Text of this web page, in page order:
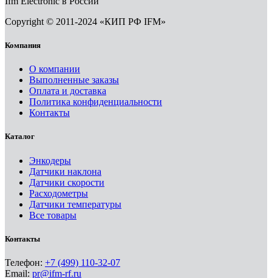
Copyright © 2011-2024 «КИП РФ IFM»
Компания
О компании
Выполненные заказы
Оплата и доставка
Политика конфиденциальности
Контакты
Каталог
Энкодеры
Датчики наклона
Датчики скорости
Расходометры
Датчики температуры
Все товары
Контакты
Телефон: +7 (499) 110-32-07
Email: pr@ifm-rf.ru